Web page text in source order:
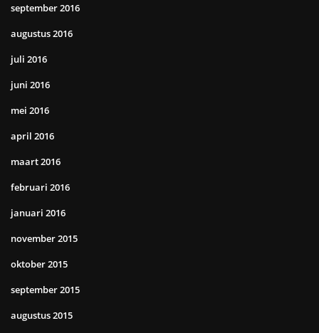
september 2016
augustus 2016
juli 2016
juni 2016
mei 2016
april 2016
maart 2016
februari 2016
januari 2016
november 2015
oktober 2015
september 2015
augustus 2015